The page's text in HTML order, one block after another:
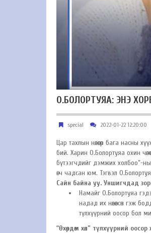
О.БОЛОРТУЯА: ЭНЭ
special 2022-01-22 12:20:00
Цар тахлын нөлөөгөөр бага
бий. Харин О.Болортуяа охин
бүтээгчдийг дэмжих холбоо”-ны
өгч чадсан юм. Тэгвэл
Сайн байна уу. Уншигчдад
Намайг О.Болортуяа
надад их нөлөөлсөн гэж
түлхүүрний оосор бол
“Өхөөрдөм хөл” түлхүүрний